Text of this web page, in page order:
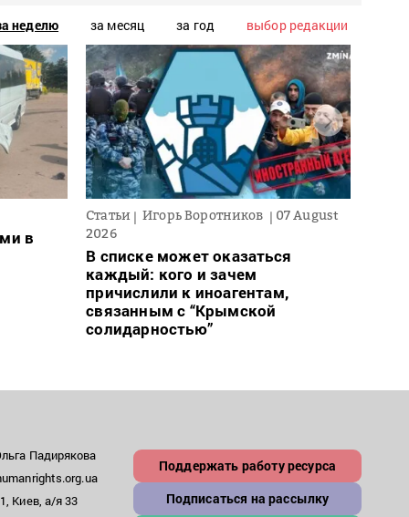
неделю за месяц за год выбор редакции
в
Статьи Игорь Воротников
07 August
2026
В списке может оказаться
каждый: кого и зачем
причислили к иноагентам,
связанным с “Крымской
солидарностью”
Падирякова
Киев, а/я 33
Поддержать работу ресурса
Подписаться на рассылку